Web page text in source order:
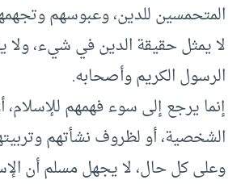
المتحمسين للدين، وعبوسهم
لا يمثل حقيقة الدين في شيء،
الرسول الكريم وأصحابه.
إنما يرجع إلى سوء فهمهم للإسلام،
الشخصية، أو لظروف نشأتهم
وعلى كل حال، لا يجهل مسلم أن